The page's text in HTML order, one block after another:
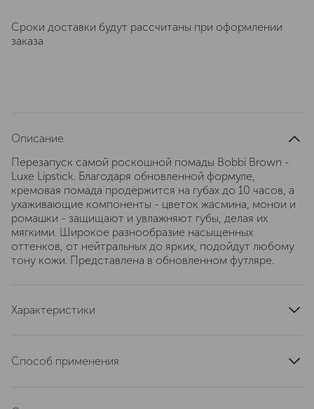
Сроки доставки будут рассчитаны при оформлении
заказа
Описание
Перезапуск самой роскошной помады Bobbi Brown -
Luxe Lipstick. Благодаря обновленной формуле,
кремовая помада продержится на губах до 10 часов, а
ухаживающие компоненты - цветок жасмина, монои и
ромашки - защищают и увлажняют губы, делая их
мягкими. Широкое разнообразие насыщенных
оттенков, от нейтральных до ярких, подойдут любому
тону кожи. Представлена в обновленном футляре.
Характеристики
Способ применения